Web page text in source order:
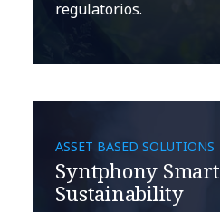
regulatorios.
ASSET BASED SOLUTIONS
Syntphony Smart
Sustainability